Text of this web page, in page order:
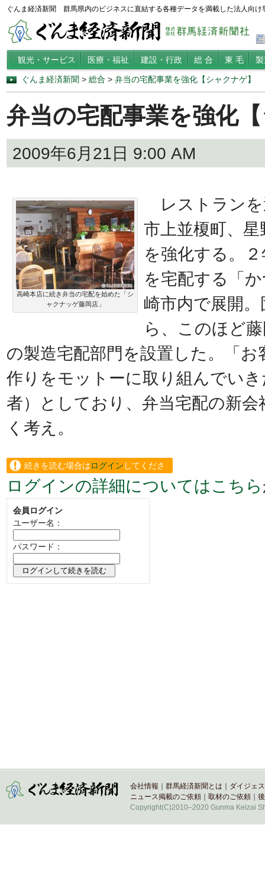
ぐんま経済新聞 群馬県内のビジネスに直結する各種データを満載した法人向け
観光・サービス 医療・福祉 建設・行政 総 合 東 毛
ぐんま経済新聞 > 総合 > 弁当の宅配事業を強化【シャクナゲ】
弁当の宅配事業を強化
2009年6月21日 9:00 AM
高崎本店に続き弁当の宅配を始めた「シ
ャクナッゲ藤岡店」
レストランを
市上並榎町、
を強化する。
を宅配する「
崎市内で展開
ら、このほど
の製造宅配部門を設置した。「
作りをモットーに取り組んでい
者）としており、弁当宅配の新
く考え。
続きを読む場合はログイン してくださ
い。
ログインの詳細についてはこちら
会員ログイン
ユーザー名：
パスワード：
会社情報 群馬経済新聞とは
ダイジェ
ニュース掲載のご依頼
取材のご依頼
Copyright(C)2010–2020 Gunma Keizai